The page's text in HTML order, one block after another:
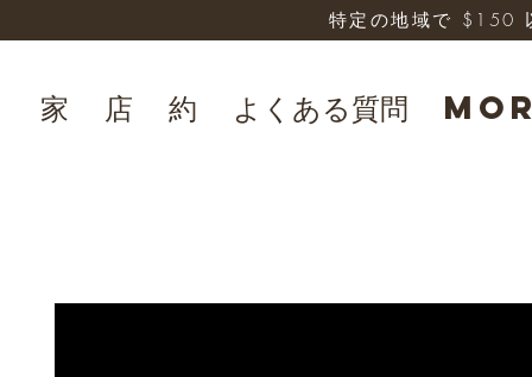
家 店 約 よくある質問
特定の地域で $150